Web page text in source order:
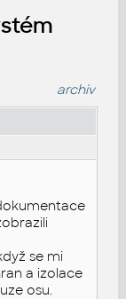
archiv
se mi
a izolace
osu.